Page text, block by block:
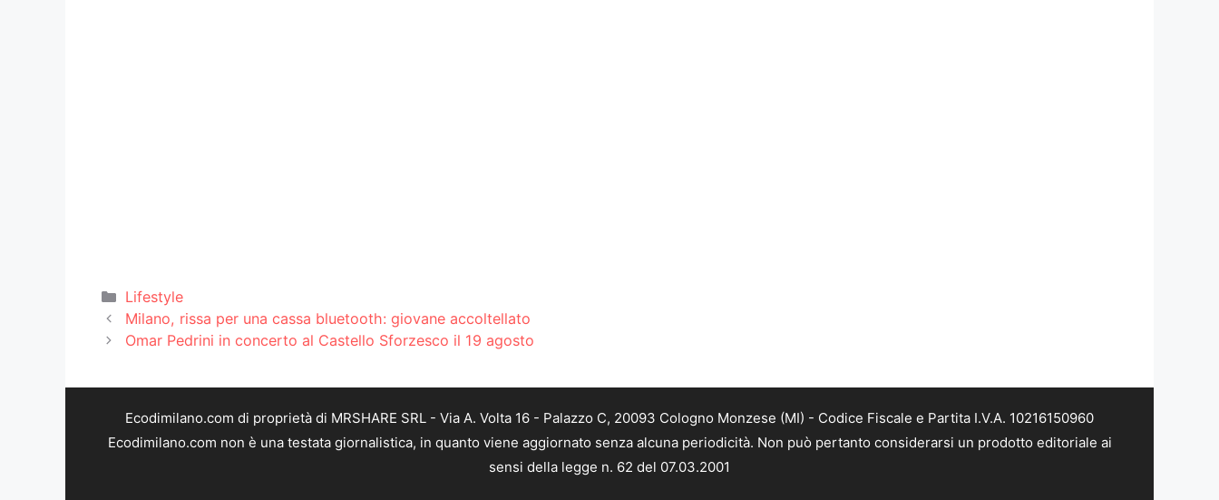
Categorie
Lifestyle
Milano, rissa per una cassa bluetooth: giovane accoltellato
Omar Pedrini in concerto al Castello Sforzesco il 19 agosto
Ecodimilano.com di proprietà di MRSHARE SRL - Via A. Volta 16 - Palazzo C, 20093 Cologno Monzese (MI) - Codice Fiscale e Partita I.V.A. 10216150960
Ecodimilano.com non è una testata giornalistica, in quanto viene aggiornato senza alcuna periodicità. Non può pertanto considerarsi un prodotto editoriale ai
sensi della legge n. 62 del 07.03.2001